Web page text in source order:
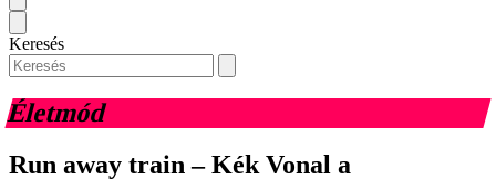
Keresés
Életmód
Run away train – Kék Vonal a